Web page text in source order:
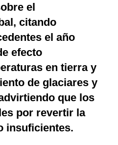
el
citando
el año
efecto
en tierra y
de glaciares y
que los
por revertir la
insuficientes.